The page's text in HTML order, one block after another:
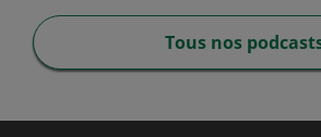
Tous nos